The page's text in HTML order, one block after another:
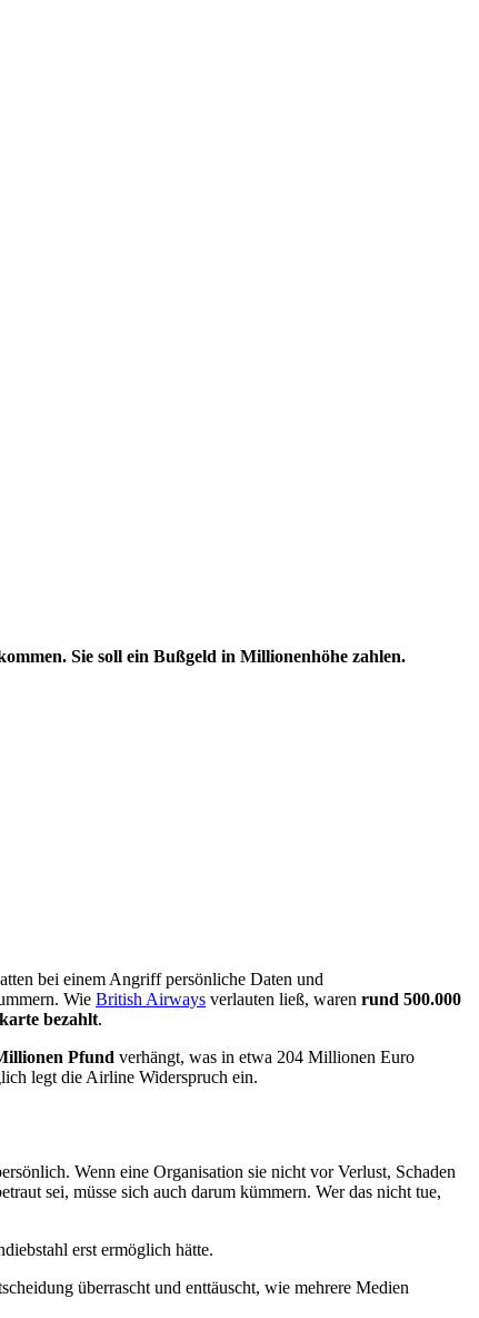
Sie soll ein Bußgeld in Millionenhöhe zahlen.
bei einem Angriff persönliche Daten und
Wie British Airways verlauten ließ, waren rund 500.000
bezahlt.
Pfund verhängt, was in etwa 204 Millionen Euro
legt die Airline Widerspruch ein.
Wenn eine Organisation sie nicht vor Verlust, Schaden
sei, müsse sich auch darum kümmern. Wer das nicht tue,
erst ermöglich hätte.
überrascht und enttäuscht, wie mehrere Medien